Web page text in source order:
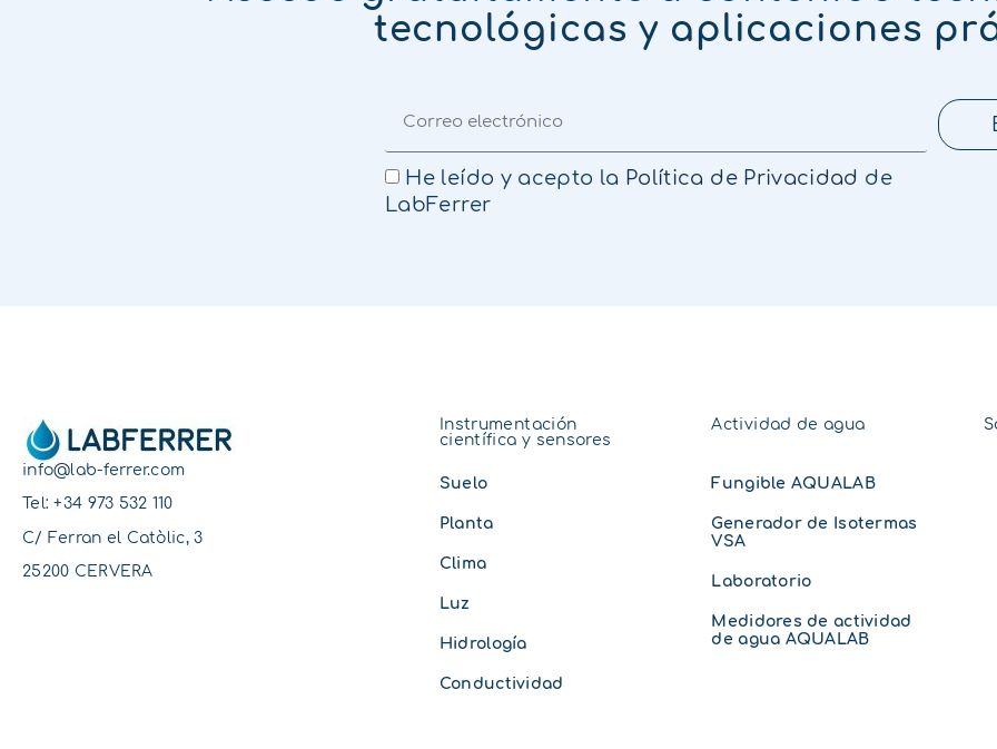
tecnológicas y aplicaciones
He leído y acepto la Política de Privacidad de
LabFerrer
info@lab-ferrer.com
Tel:+34 973 532 110
C/ Ferran el Catòlic, 3
25200 CERVERA
Instrumentación
científica y sensores
Suelo
Planta
Clima
Luz
Hidrología
Conductividad
Actividad de agua
Fungible AQUALAB
Generador de Isotermas
VSA
Laboratorio
Medidores de actividad
de agua AQUALAB